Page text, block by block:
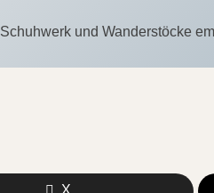
und Wanderstöcke
X